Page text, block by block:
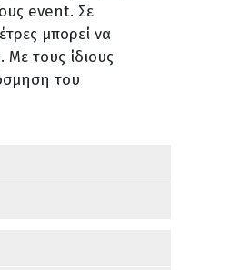
event. Σε
μπορεί να
Με τους ίδιους
του